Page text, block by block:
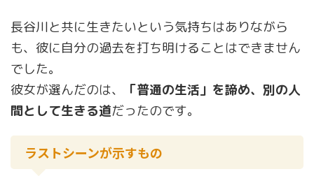
長谷川と共に生きたいという気持ちはありながら
も、彼に自分の過去を打ち明けることはできません
でした。
彼女が選んだのは、
「普通の生活」を諦め、別の人
間として生きる道だったのです。
ラストシーンが示すもの